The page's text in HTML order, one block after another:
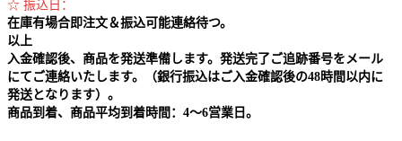
☆ 振込日：
在庫有場合即注文＆振込可能連絡待つ。
以上
入金確認後、商品を発送準備します。発送完了ご追跡番号をメール
にてご連絡いたします。（銀行振込はご入金確認後の48時間以内に
発送となります）。
商品到着、商品平均到着時間：4～6営業日。